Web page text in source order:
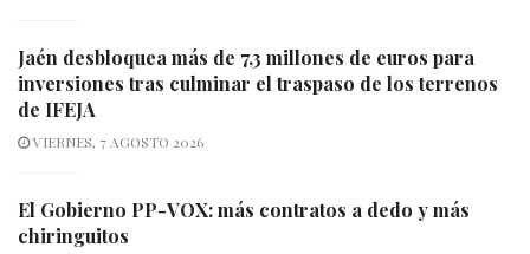
Jaén desbloquea más de 7,3 millones de euros para
inversiones tras culminar el traspaso de los terrenos
de IFEJA
VIERNES, 7 AGOSTO 2026
El Gobierno PP-VOX: más contratos a dedo y más
chiringuitos